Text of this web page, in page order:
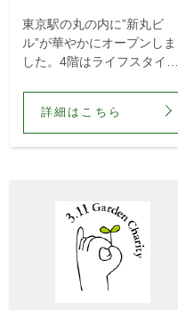
東京駅の丸の内に”新丸ビ
ル”が華やかにオープンしま
した。4階はライフスタイ
今年35周年を迎えた「私の
部屋」直営店もあります。
詳細はこちら